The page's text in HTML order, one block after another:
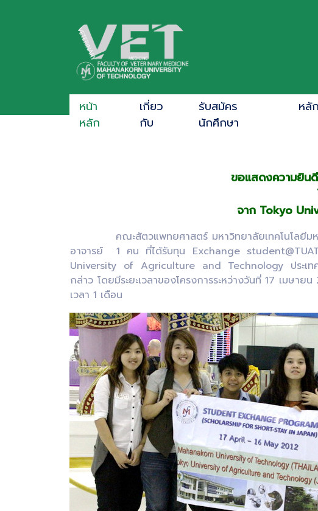
หน้า
หลัก
เกี่ยว
กับ
รับสมัคร
นักศึกษา
หลั
ขอแสดงความยิน
จาก Tokyo
คณะสัตวแพทยศาสตร์ มหาวิทยาลัยเทคโนโลยีมหา
อาจารย์ 1 คน ที่ได้รับทุน Exchange
University of Agriculture and Technology ประเท
กล่าว โดยมีระยะเวลาของโครงการระหว่างวันที่ 17 เมษา
เวลา 1 เดือน